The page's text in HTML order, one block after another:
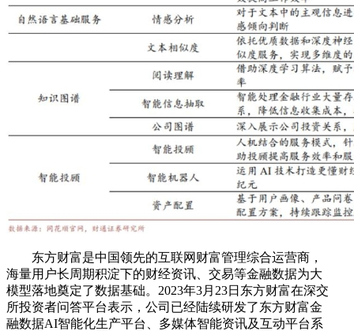
东方财富是中国领先的互联网财富管理综合运营商，
海量用户长周期积淀下的财经资讯、交易等金融数据为大
模型落地奠定了数据基础。2023年3月23日东方财富在深交
所投资者问答平台表示，公司已经陆续研发了东方财富金
融数据AI智能化生产平台、多媒体智能资讯及互动平台系